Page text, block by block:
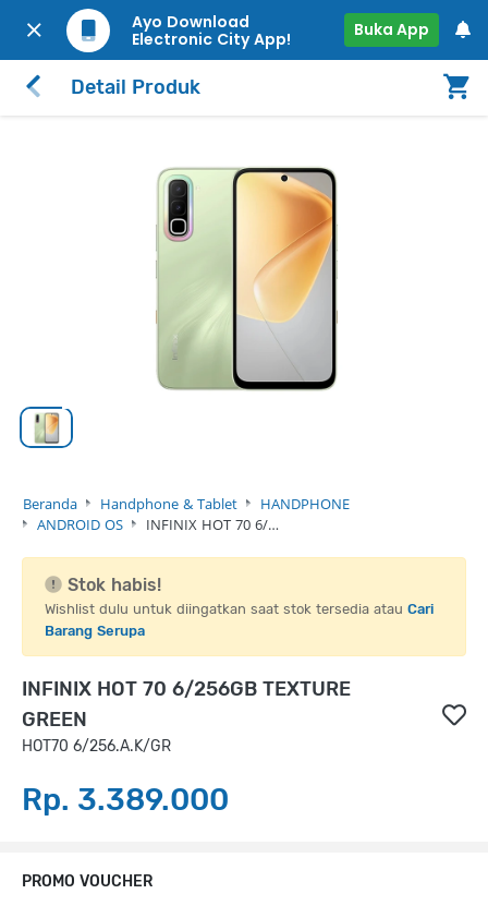
Ayo Download
Electronic City App!
Buka App
Detail Produk
Beranda Handphone & Tablet
HANDPHONE
ANDROID OS
INFINIX HOT 70 6/…
Stok habis!
Wishlist dulu untuk diingatkan saat stok tersedia atau Cari
Barang Serupa
INFINIX HOT 70 6/256GB TEXTURE
GREEN
HOT70 6/256.A.K/GR
Rp. 3.389.000
PROMO VOUCHER